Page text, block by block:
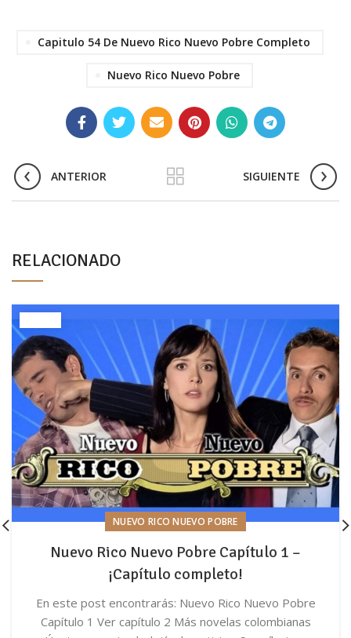
Capitulo 54 De Nuevo Rico Nuevo Pobre Completo
Nuevo Rico Nuevo Pobre
ANTERIOR SIGUIENTE
RELACIONADO
NUEVO RICO NUEVO POBRE
Nuevo Rico Nuevo Pobre Capítulo 1 –
¡Capítulo completo!
En este post encontrarás: Nuevo Rico Nuevo Pobre
Capítulo 1 Ver capítulo 2 Más novelas colombianas